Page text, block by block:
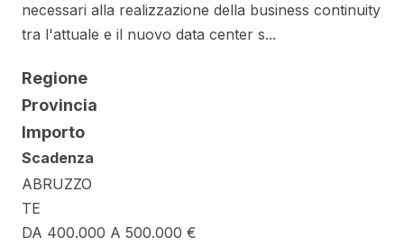
necessari alla realizzazione della business continuity
tra l'attuale e il nuovo data center s...
Regione
Provincia
Importo
Scadenza
ABRUZZO
TE
DA 400.000 A 500.000 €